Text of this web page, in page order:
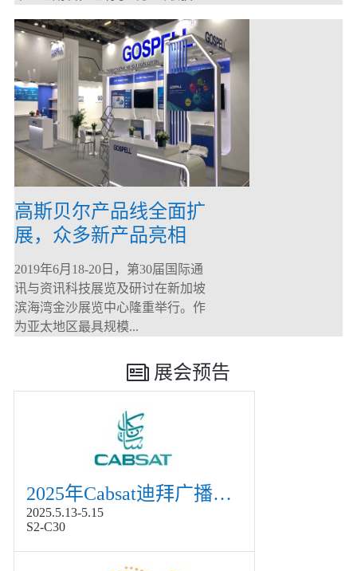
高斯贝尔产品线全面扩
展，众多新产品亮相
CommunicAsia 2019
2019年6月18-20日，第30届国际通
讯与资讯科技展览及研讨在新加坡
滨海湾金沙展览中心隆重举行。作
为亚太地区最具规模...
展会预告
2025年Cabsat迪拜广播电视展
2025.5.13-5.15
S2-C30